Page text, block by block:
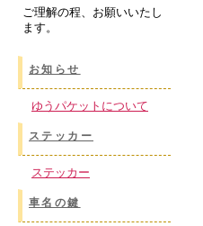
ご理解の程、お願いいたし
ます。
お知らせ
ゆうパケットについて
ステッカー
ステッカー
車名の鍵